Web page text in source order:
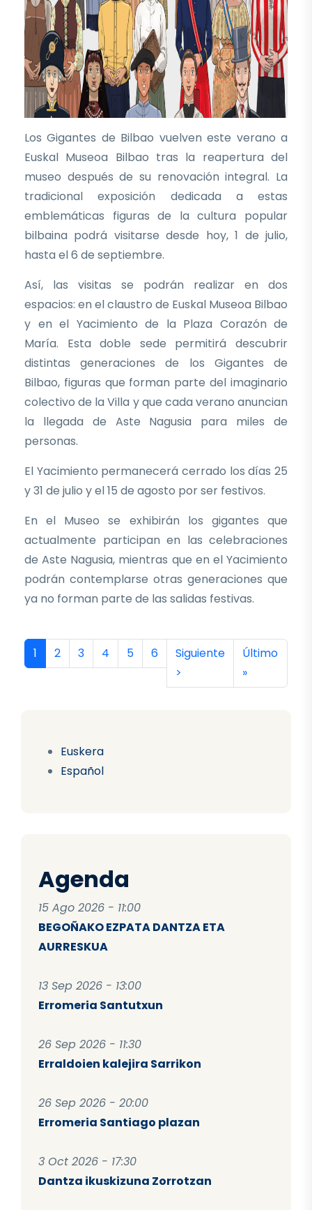
Euskera
Español
Agenda
15 Ago 2026 - 11:00
BEGOÑAKO EZPATA DANTZA ETA
AURRESKUA
13 Sep 2026 - 13:00
Erromeria Santutxun
26 Sep 2026 - 11:30
Erraldoien kalejira Sarrikon
26 Sep 2026 - 20:00
Erromeria Santiago plazan
3 Oct 2026 - 17:30
Dantza ikuskizuna Zorrotzan
Los Gigantes de Bilbao vuelven este verano a
Euskal Museoa Bilbao tras la reapertura del
museo después de su renovación integral. La
tradicional exposición dedicada a estas
emblemáticas figuras de la cultura popular
bilbaina podrá visitarse desde hoy, 1 de julio,
hasta el 6 de septiembre.
Así, las visitas se podrán realizar en dos
espacios: en el claustro de Euskal Museoa Bilbao
y en el Yacimiento de la Plaza Corazón de
María. Esta doble sede permitirá descubrir
distintas generaciones de los Gigantes de
Bilbao, figuras que forman parte del imaginario
colectivo de la Villa y que cada verano anuncian
la llegada de Aste Nagusia para miles de
personas.
El Yacimiento permanecerá cerrado los días 25
y 31 de julio y el 15 de agosto por ser festivos.
En el Museo se exhibirán los gigantes que
actualmente participan en las celebraciones
de Aste Nagusia, mientras que en el Yacimiento
podrán contemplarse otras generaciones que
ya no forman parte de las salidas festivas.
Paginación
Página actual
1 Página
2 Página
3 Página
4 Página
5 Página
6 Siguiente página
Siguiente
>
Última
Último
»